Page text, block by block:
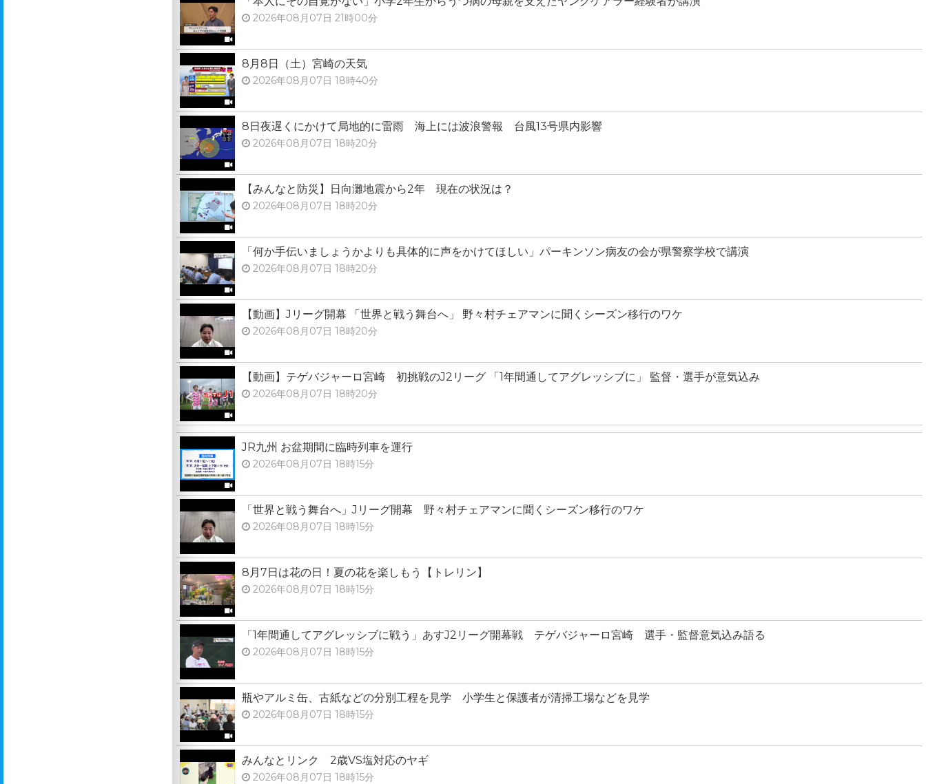
2026年08月07日 21時00分
8月8日（土）宮崎の天気
2026年08月07日 18時40分
8日夜遅くにかけて局地的に雷雨 海上には波浪警報 台風13号県内影響
2026年08月07日 18時20分
【みんなと防災】日向灘地震から2年 現在の状況は？
2026年08月07日 18時20分
「何か手伝いましょうかよりも具体的に声をかけてほしい」パーキンソン病友の会が県警察学校で講演
2026年08月07日 18時20分
【動画】Jリーグ開幕 「世界と戦う舞台へ」 野々村チェアマンに聞くシーズン移行のワケ
2026年08月07日 18時20分
【動画】テゲバジャーロ宮崎 初挑戦のJ2リーグ 「1年間通してアグレッシブに」 監督・選手が意気込み
2026年08月07日 18時20分
JR九州 お盆期間に臨時列車を運行
2026年08月07日 18時15分
「世界と戦う舞台へ」Jリーグ開幕 野々村チェアマンに聞くシーズン移行のワケ
2026年08月07日 18時15分
8月7日は花の日！夏の花を楽しもう【トレリン】
2026年08月07日 18時15分
「1年間通してアグレッシブに戦う」あすJ2リーグ開幕戦 テゲバジャーロ宮崎 選手・監督意気込み語る
2026年08月07日 18時15分
瓶やアルミ缶、古紙などの分別工程を見学 小学生と保護者が清掃工場などを見学
2026年08月07日 18時15分
みんなとリンク 2歳VS塩対応のヤギ
2026年08月07日 18時15分